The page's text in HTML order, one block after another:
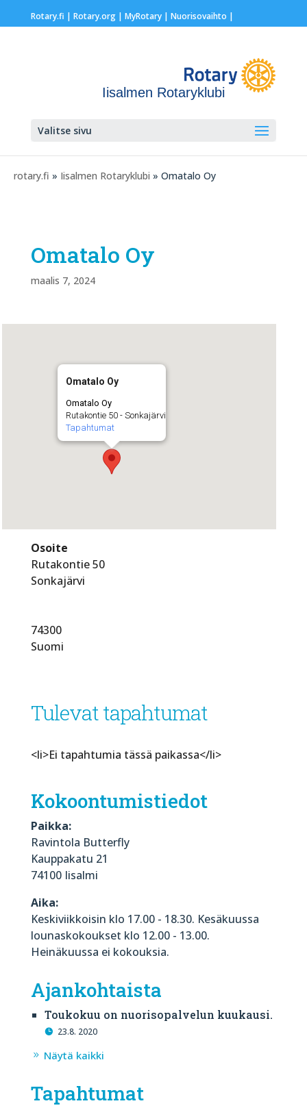
Rotary.fi | Rotary.org| MyRotary | Nuorisovaihto |
Iisalmen Rotaryklubi
Valitse sivu
rotary.fi » Iisalmen Rotaryklubi » Omatalo Oy
Omatalo Oy
maalis 7, 2024
Omatalo Oy
Omatalo Oy
Rutakontie 50 - Sonkajärvi
Tapahtumat
Osoite
Rutakontie 50
Sonkajärvi
74300
Suomi
Tulevat tapahtumat
<li>Ei tapahtumia tässä paikassa</li>
Kokoontumistiedot
Paikka:
Ravintola Butterfly
Kauppakatu 21
74100 Iisalmi
Aika:
Keskiviikkoisin klo 17.00 - 18.30. Kesäkuussa
lounaskokoukset klo 12.00 - 13.00.
Heinäkuussa ei kokouksia.
Ajankohtaista
Toukokuu on nuorisopalvelun kuukausi.
23.8. 2020
Näytä kaikki
Tapahtumat